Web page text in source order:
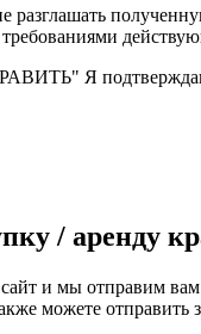
разглашать
Я
/ аренду
сайт и мы отправим
можете отправить